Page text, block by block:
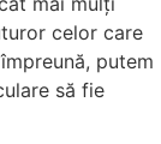
celor care
putem
să fie